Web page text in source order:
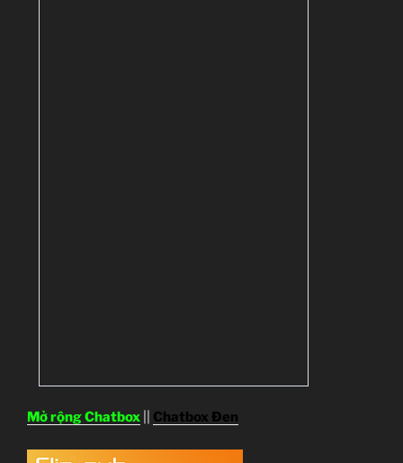
Mở rộng Chatbox Chatbox Đen